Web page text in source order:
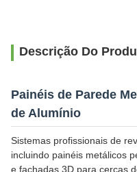
Descrição Do
Painéis de Parede
de Alumínio
Sistemas profissionais de
incluindo painéis metálicos
e fachadas 3D para cercas